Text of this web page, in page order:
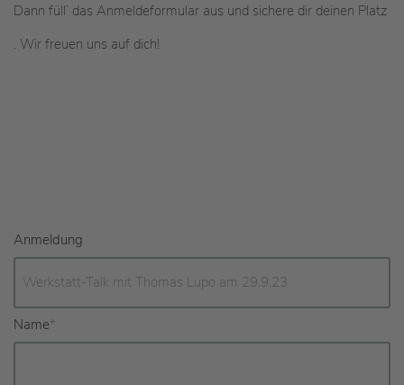
Dann füll‘ das Anmeldeformular aus und sichere dir deinen Platz
. Wir freuen uns auf dich!
Anmeldung
Name*